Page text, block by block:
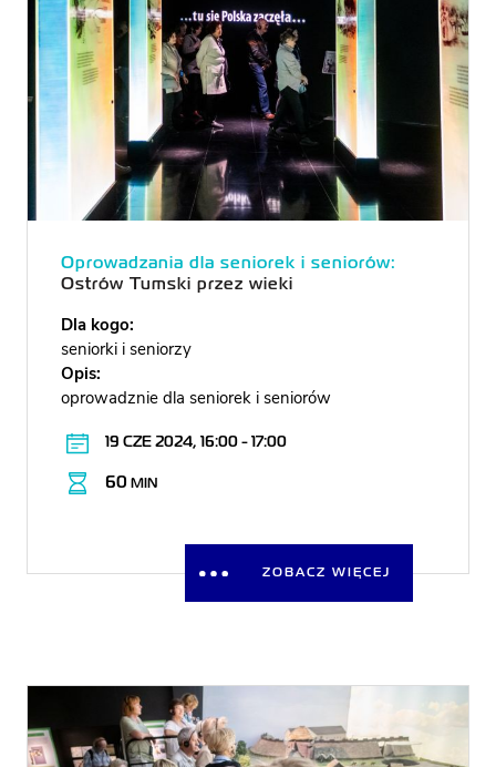
Oprowadzania dla seniorek i seniorów:
Ostrów Tumski przez wieki
Dla kogo:
seniorki i seniorzy
Opis:
oprowadznie dla seniorek i seniorów
19 CZE 2024, 16:00 - 17:00
60 MIN
ZOBACZ WIĘCEJ